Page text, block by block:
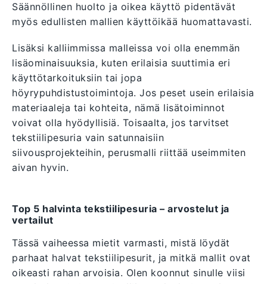
Säännöllinen huolto ja oikea käyttö pidentävät
myös edullisten mallien käyttöikää huomattavasti.
Lisäksi kalliimmissa malleissa voi olla enemmän
lisäominaisuuksia, kuten erilaisia suuttimia eri
käyttötarkoituksiin tai jopa
höyrypuhdistustoimintoja. Jos peset usein erilaisia
materiaaleja tai kohteita, nämä lisätoiminnot
voivat olla hyödyllisiä. Toisaalta, jos tarvitset
tekstiilipesuria vain satunnaisiin
siivousprojekteihin, perusmalli riittää useimmiten
aivan hyvin.
Top 5 halvinta tekstiilipesuria – arvostelut ja
vertailut
Tässä vaiheessa mietit varmasti, mistä löydät
parhaat halvat tekstiilipesurit, ja mitkä mallit ovat
oikeasti rahan arvoisia. Olen koonnut sinulle viisi